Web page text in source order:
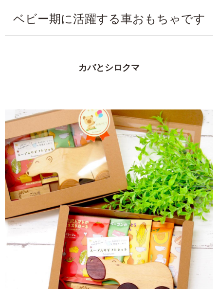
ベビー期に活躍する車おもちゃです
カバとシロクマ